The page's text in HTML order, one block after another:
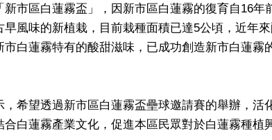
新市區白蓮霧盃」，因新市區白蓮霧的復育自16
早風味的新植栽，目前栽種面積已達5公頃，近年
市白蓮霧特有的酸甜滋味，已成功創造新市白蓮霧
，希望透過新市區白蓮霧盃壘球邀請賽的舉辦，活
合白蓮霧產業文化，促進本區民眾對於白蓮霧種植